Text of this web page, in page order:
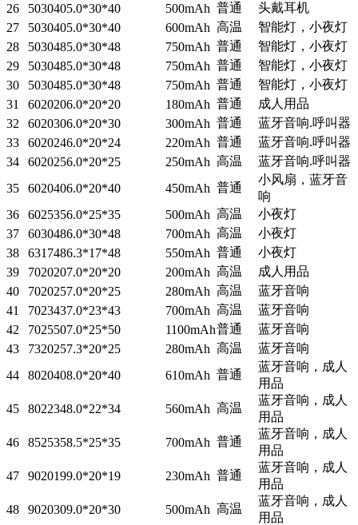
26 5030405.0*30*40 500mAh 普通
头戴耳机
27
5030405.0*30*40 600mAh 高温
智能灯，小夜灯
28
5030485.0*30*48 750mAh 普通
智能灯，小夜灯
29
5030485.0*30*48 750mAh 普通
智能灯，小夜灯
30
5030485.0*30*48 750mAh 普通
智能灯，小夜灯
31
6020206.0*20*20 180mAh 普通
成人用品
32
6020306.0*20*30 300mAh 普通
蓝牙音响.呼叫器
33
6020246.0*20*24 220mAh 普通
蓝牙音响.呼叫器
34
6020256.0*20*25 250mAh 高温
蓝牙音响.呼叫器
35
6020406.0*20*40 450mAh 普通
小风扇，蓝牙音
响
36
6025356.0*25*35 500mAh 高温
小夜灯
37
6030486.0*30*48 700mAh 高温
小夜灯
38
6317486.3*17*48 550mAh 普通
小夜灯
39
7020207.0*20*20 200mAh 高温
成人用品
40
7020257.0*20*25 280mAh 高温
蓝牙音响
41
7023437.0*23*43 700mAh 高温
蓝牙音响
42
7025507.0*25*50 1100mAh普通
蓝牙音响
43
7320257.3*20*25 280mAh 高温
蓝牙音响
44
8020408.0*20*40 610mAh 普通
蓝牙音响，成人
用品
45
8022348.0*22*34 560mAh 高温
蓝牙音响，成人
用品
46
8525358.5*25*35 700mAh 普通
蓝牙音响，成人
用品
47
9020199.0*20*19 230mAh 普通
蓝牙音响，成人
用品
48
9020309.0*20*30 500mAh 高温
蓝牙音响，成人
用品